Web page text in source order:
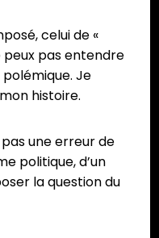
celui de «
peux pas entendre
Je
histoire.
pas une erreur de
politique, d’un
la question du